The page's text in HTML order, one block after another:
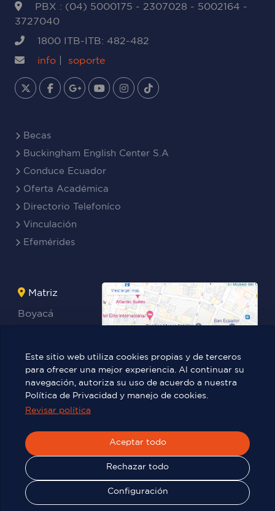
PBX : (04) 5000175 - 2307028 - 5002164 -
3727040
1800 ITB-ITB: 482-482
info
soporte
Becas
Buckingham English Center S.A
Conduce Ecuador
Oferta Académica
Directorio Telefoníco
Vinculación
Efemérides
Matriz
Boyacá
Teresa
Benites Ayala
| Todos los derechos reservados
Visitas9 M
Este sitio web utiliza cookies propias y de terceros
para ofrecer una mejor experiencia. Al continuar su
navegación, autoriza su uso de acuerdo a nuestra
Política de Privacidad y manejo de cookies.
Revisar política
Aceptar todo
Rechazar todo
Configuración